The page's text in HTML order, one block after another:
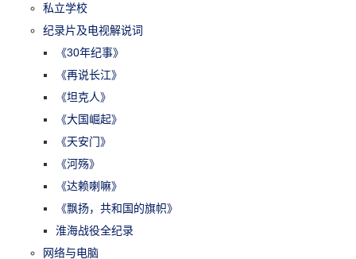
私立学校
纪录片及电视解说词
《30年纪事》
《再说长江》
《坦克人》
《大国崛起》
《天安门》
《河殇》
《达赖喇嘛》
《飘扬，共和国的旗帜》
淮海战役全纪录
网络与电脑